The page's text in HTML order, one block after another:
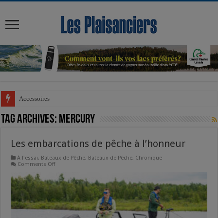
Accessoires
Tag Archives: mercury
Les embarcations de pêche à l’honneur
À l'essai, Bateaux de Pêche, Bateaux de Pêche, Chronique
Comments Offon
embarcations de
pêche
à
modal-check